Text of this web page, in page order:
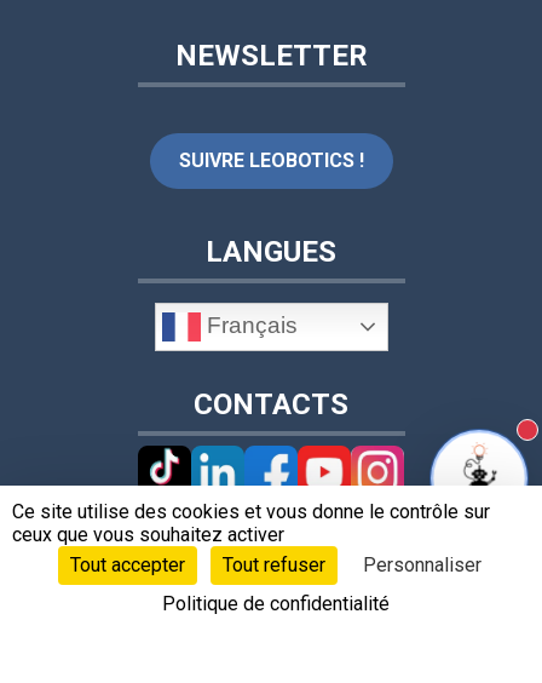
NEWSLETTER
SUIVRE LEOBOTICS !
LANGUES
Français
CONTACTS
+33 4 78 62 17 36
Ce site utilise des cookies et vous donne le contrôle sur
ceux que vous souhaitez activer
Tout accepter
Tout refuser
Personnaliser
Politique de confidentialité